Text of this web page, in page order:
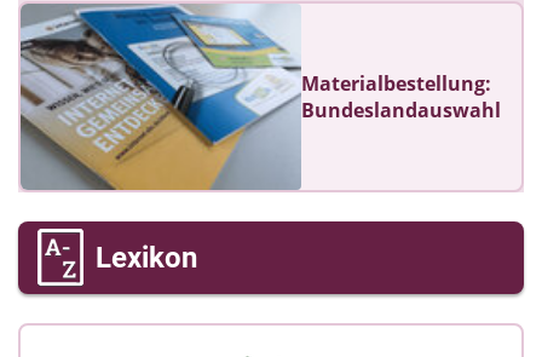
Materialbestellung:
Bundeslandauswahl
Lexikon